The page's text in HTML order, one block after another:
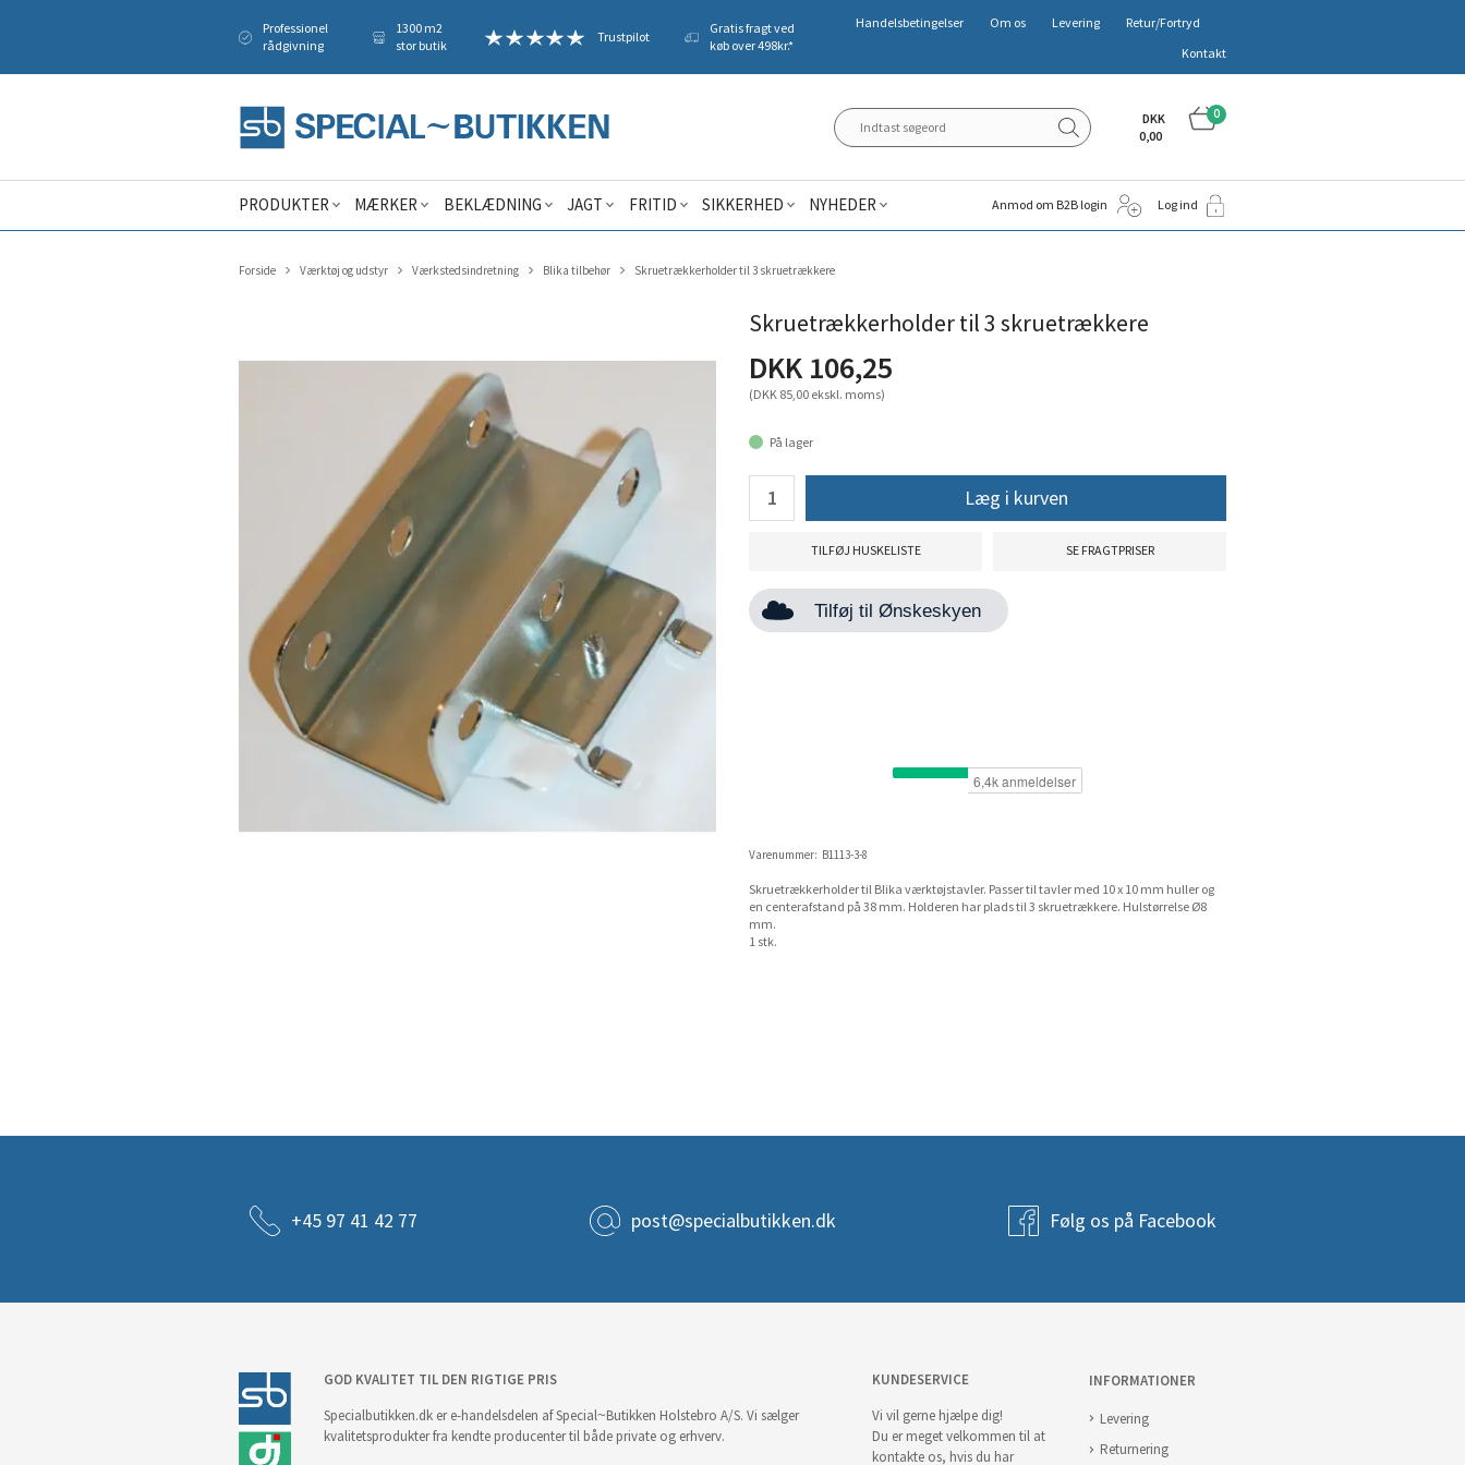
Professionel
rådgivning
1300 m2
stor butik
Trustpilot
Gratis fragt ved
køb over 498kr.*
Handelsbetingelser Om os Levering
Retur/Fortryd
Kontakt
0
DKK
0,00
PRODUKTER MÆRKER BEKLÆDNING JAGT FRITID SIKKERHED NYHEDER Anmod om B2B login Log ind
Forside Værktøj og udstyr Værkstedsindretning Blika tilbehør Skruetrækkerholder til 3 skruetrækkere
Skruetrækkerholder til 3 skruetrækkere
DKK 106,25
(DKK 85,00 ekskl. moms)
På lager
Læg i kurven
TILFØJ HUSKELISTE SE FRAGTPRISER
Tilføj til Ønskeskyen
Varenummer: B1113-3-8
Skruetrækkerholder til Blika værktøjstavler. Passer til tavler med 10 x 10 mm huller og
en centerafstand på 38 mm. Holderen har plads til 3 skruetrækkere. Hulstørrelse Ø8
mm.
1 stk.
+45 97 41 42 77 post@specialbutikken.dk Følg os på Facebook
GOD KVALITET TIL DEN RIGTIGE PRIS
Specialbutikken.dk er e-handelsdelen af Special~Butikken Holstebro A/S. Vi sælger
kvalitetsprodukter fra kendte producenter til både private og erhverv.
KUNDESERVICE
Vi vil gerne hjælpe dig!
Du er meget velkommen til at
kontakte os, hvis du har
INFORMATIONER
Levering
Returnering